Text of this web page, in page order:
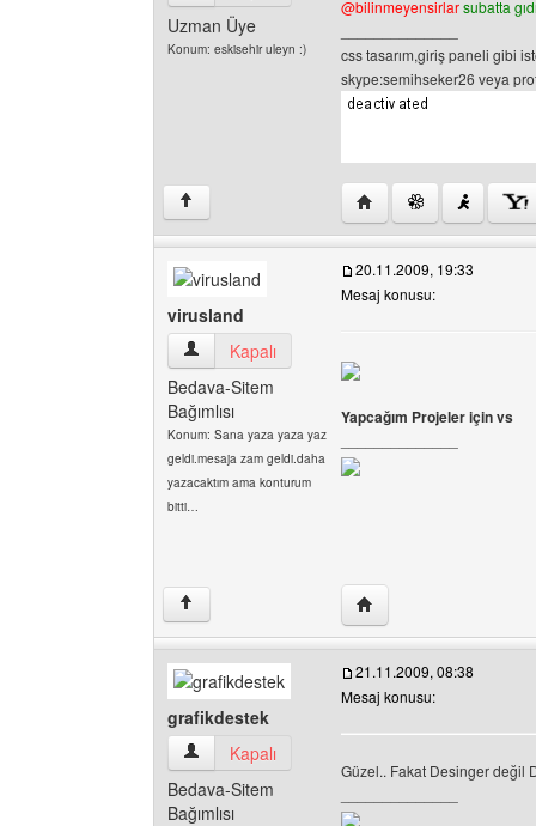
Uzman Üye
Konum: eskisehir uleyn :)
@bilinmeyensirlarsubatta
css tasarım,giriş paneli gibi
skype:semihseker26 veya
↑ Yazarın web sitesini
virusland
virusland Kullanıcının profilini görüntüle
Kapalı
Bedava-Sitem
Bağımlısı
Konum: Sana yaza yaza yaz
geldi.mesaja zam geldi.daha
yazacaktım ama konturum
bitti…
20.11.2009, 19:33
Mesaj konusu:
Yapcağım Projeler için vs
↑ Yazarın web sitesini
grafikdestek
grafikdestek Kullanıcının profilini görüntüle
Kapalı
Bedava-Sitem
Bağımlısı
21.11.2009, 08:38
Mesaj konusu:
Güzel.. Fakat Desinger değil